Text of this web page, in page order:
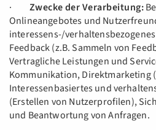
· Zwecke der Verarbeitung:
Onlineangebotes und
interessens-/
Feedback (z.B. Sammeln von
Vertragliche Leistungen und
Kommunikation, Direktmarketing
Interessenbasiertes und
(Erstellen von Nutzerprofilen),
und Beantwortung von Anfragen.